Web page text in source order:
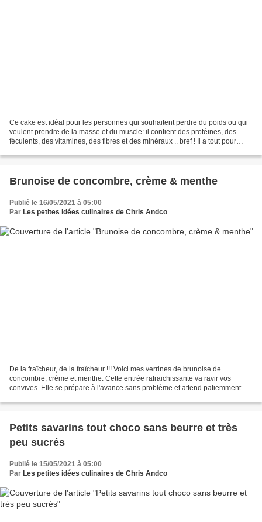
Ce cake est idéal pour les personnes qui souhaitent perdre du poids ou qui
veulent prendre de la masse et du muscle: il contient des protéines, des
féculents, des vitamines, des fibres et des minéraux .. bref ! Il a tout pour
Brunoise de concombre, crème & menthe
Publié le 16/05/2021 à 05:00
Par Les petites idées culinaires de Chris Andco
De la fraîcheur, de la fraîcheur !!! Voici mes verrines de brunoise de
concombre, crème et menthe. Cette entrée rafraichissante va ravir vos
convives. Elle se prépare à l'avance sans problème et attend patiemment au
Petits savarins tout choco sans beurre et très
peu sucrés
Publié le 15/05/2021 à 05:00
Par Les petites idées culinaires de Chris Andco